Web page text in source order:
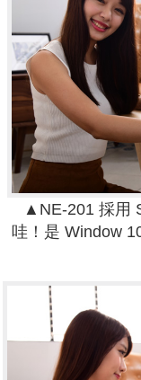
▲NE-201 採用
哇！是 Window